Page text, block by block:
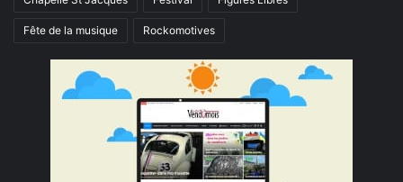
Fête de la musique Rockomotives